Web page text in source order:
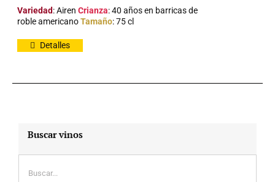
Variedad: AirenCrianza: 40 años en barricas de
roble americanoTamaño: 75 cl
Detalles
Buscar vinos